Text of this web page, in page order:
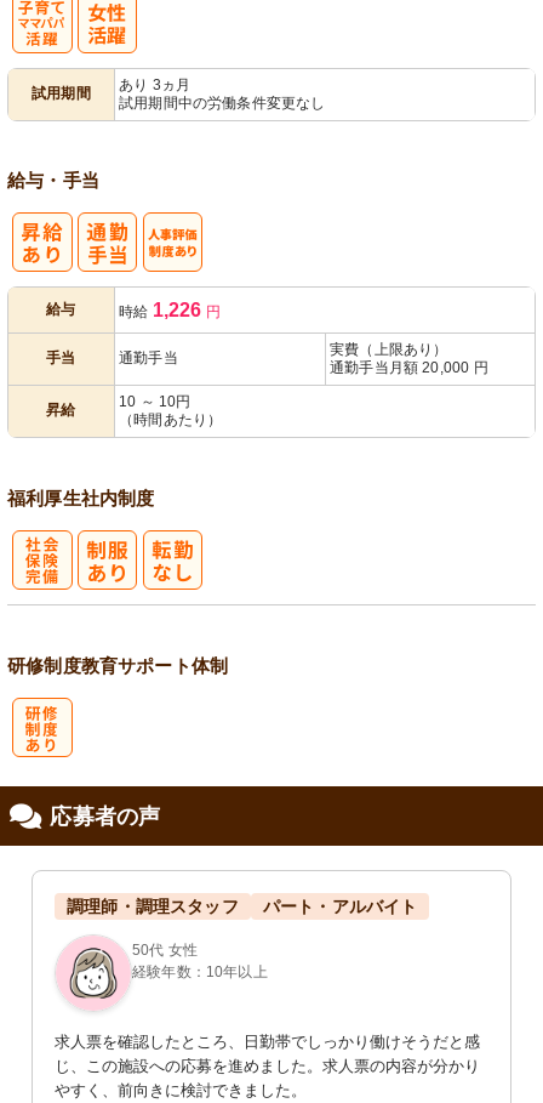
試用期間
あり 3ヵ月
試用期間中の労働条件変更なし
給与・手当
給与 時給 1,226 円
手当 通勤手当
実費（上限あり）
通勤手当月額 20,000 円
昇給
10 ～ 10円
（時間あたり）
福利厚生社内制度
研修制度教育サポート体制
応募者の声
調理師・調理スタッフ パート・アルバイト
50代 女性
経験年数：10年以上
求人票を確認したところ、日勤帯でしっかり働けそうだと感
じ、この施設への応募を進めました。求人票の内容が分かり
やすく、前向きに検討できました。